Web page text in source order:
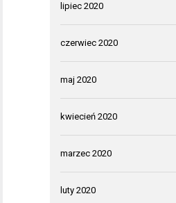
lipiec 2020
czerwiec 2020
maj 2020
kwiecień 2020
marzec 2020
luty 2020